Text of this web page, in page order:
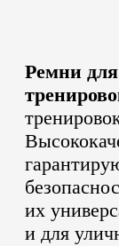
Ремни
их
и для